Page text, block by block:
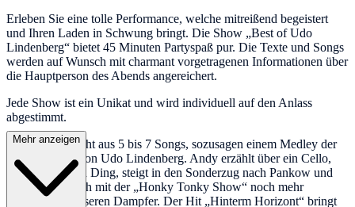
Erleben Sie eine tolle Performance, welche mitreißend begeistert
und Ihren Laden in Schwung bringt. Die Show „Best of Udo
Lindenberg“ bietet 45 Minuten Partyspaß pur. Die Texte und Songs
werden auf Wunsch mit charmant vorgetragenen Informationen über
die Hauptperson des Abends angereichert.
Jede Show ist ein Unikat und wird individuell auf den Anlass
abgestimmt.
Die Show besteht aus 5 bis 7 Songs, sozusagen einem Medley der
besten Songs, von Udo Lindenberg. Andy erzählt über ein Cello,
macht dann sein Ding, steigt in den Sonderzug nach Pankow und
bringt schließlich mit der „Honky Tonky Show“ noch mehr
Seegang auf unseren Dampfer. Der Hit „Hinterm Horizont“ bringt
Mehr anzeigen